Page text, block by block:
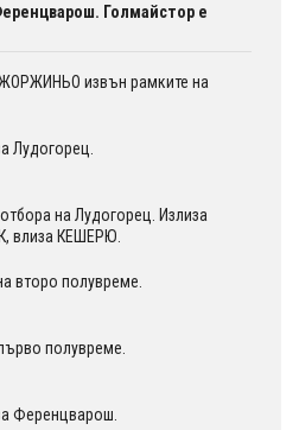
Голмайстор е
извън рамките на
Лудогорец.
на Лудогорец. Излиза
влиза КЕШЕРЮ.
второ полувреме.
полувреме.
Ференцварош.